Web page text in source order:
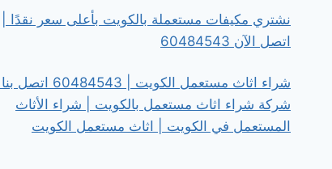
نشتري مكيفات مستعملة بالكويت بأعلى سعر نقدًا |
اتصل الآن 60484543
شراء اثاث مستعمل الكويت | 60484543 اتصل بنا |
شركة شراء اثاث مستعمل بالكويت | شراء الأثاث
المستعمل في الكويت | اثاث مستعمل الكويت